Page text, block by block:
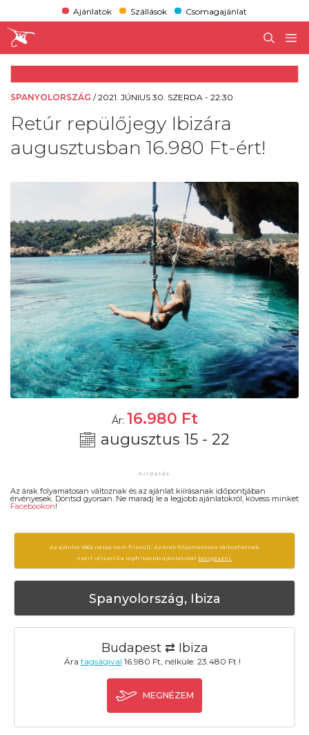
Ajánlatok Szállások Csomagajánlat
SPANYOLORSZÁG /2021. JÚNIUS 30. SZERDA - 22:30
Retúr repülőjegy Ibizára
augusztusban 16.980 Ft-ért!
Ár: 16.980 Ft
augusztus 15 - 22
Az árak folyamatosan változnak és az ajánlat kiírásanak időpontjában
érvényesek. Döntsd gyorsan. Ne maradj le a legjobb ajánlatokról, kövess minket
Facebookon!
Az ajánlat 1862 napja nem frissült. Az árak folyamatosan változhatnak,
ezért célszerű a legfrissebb ajánlatokat böngészni.
Spanyolország, Ibiza
Budapest ⇄ Ibiza
Ára tagságival 16.980 Ft, nélküle: 23.480 Ft !
MEGNÉZEM